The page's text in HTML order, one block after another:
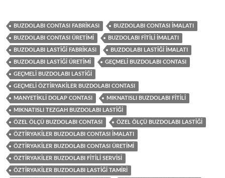
BUZDOLABI CONTASI FABRIKASI BUZDOLABI CONTASI IMALATI
BUZDOLABI CONTASI ÜRETIMI BUZDOLABI FITILI IMALATI
BUZDOLABI LASTIĞI FABRIKASI BUZDOLABI LASTIĞI IMALATI
BUZDOLABI LASTIĞI ÜRETIMI GEÇMELI BUZDOLABI CONTASI
GEÇMELI BUZDOLABI LASTIĞI
GEÇMELI ÖZTIRYAKILER BUZDOLABI CONTASI
MANYETIKLI DOLAP CONTASI MIKNATISLI BUZDOLABI FITILI
MIKNATISLI TEZGAH BUZDOLABI LASTIĞI
ÖZEL ÖLÇÜ BUZDOLABI CONTASI ÖZEL ÖLÇÜ BUZDOLABI LASTIĞI
ÖZTIRYAKILER BUZDOLABI CONTASI IMALATI
ÖZTIRYAKILER BUZDOLABI CONTASI ÜRETIMI
ÖZTIRYAKILER BUZDOLABI FITILI SERVISI
ÖZTIRYAKILER BUZDOLABI LASTIĞI TAMIRI